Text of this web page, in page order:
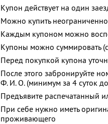
Купон действует на один
Можно купить
Каждым купоном можно
Купоны можно суммировать
Перед покупкой купона
После этого забронируйте
Ф. И. О.(минимум за 4 суток
Предъявите распечатанный
При себе нужно иметь
проживающего